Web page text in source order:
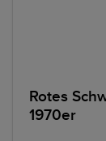
Rotes
1970er